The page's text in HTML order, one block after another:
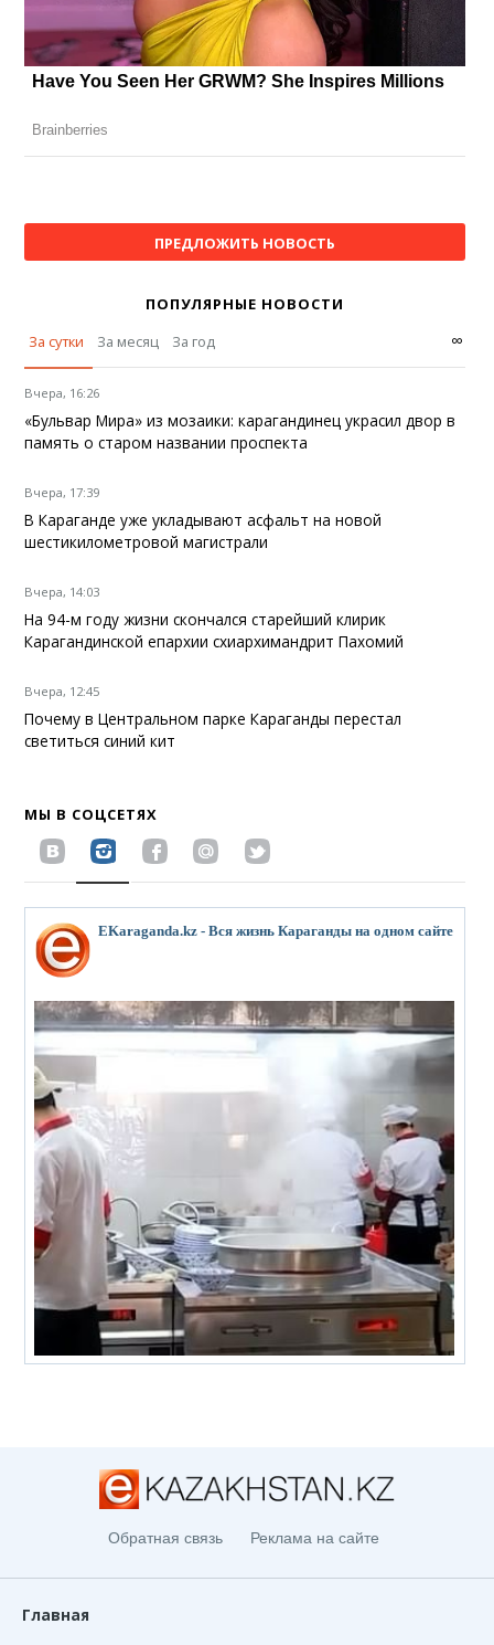
ПРЕДЛОЖИТЬ НОВОСТЬ
ПОПУЛЯРНЫЕ НОВОСТИ
За сутки
За месяц За год ∞
Вчера, 16:26
«Бульвар Мира» из мозаики: карагандинец украсил двор в
память о старом названии проспекта
Вчера, 17:39
В Караганде уже укладывают асфальт на новой
шестикилометровой магистрали
Вчера, 14:03
На 94-м году жизни скончался старейший клирик
Карагандинской епархии схиархимандрит Пахомий
Вчера, 12:45
Почему в Центральном парке Караганды перестал
светиться синий кит
МЫ В СОЦСЕТЯХ
EKaraganda.kz - Вся жизнь Караганды на одном сайте
Обратная связь Реклама на сайте
Главная